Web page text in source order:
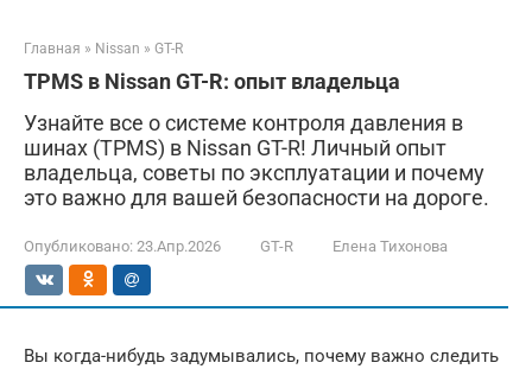
Главная » Nissan » GT-R
TPMS в Nissan GT-R: опыт владельца
Узнайте все о системе контроля давления в
шинах (TPMS) в Nissan GT-R! Личный опыт
владельца, советы по эксплуатации и почему
это важно для вашей безопасности на дороге.
Опубликовано: 23.Апр.2026 GT-R Елена Тихонова
Вы когда-нибудь задумывались, почему важно следить